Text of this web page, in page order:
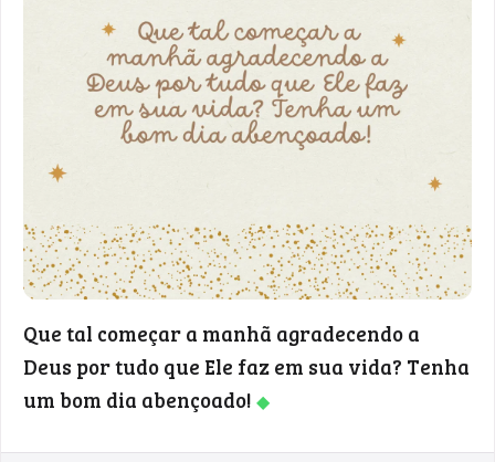
Que tal começar a manhã agradecendo a
Deus por tudo que Ele faz em sua vida? Tenha
um bom dia abençoado! ◆